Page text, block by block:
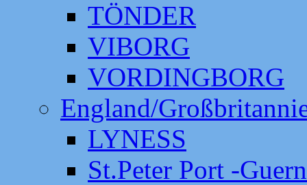
TÖNDER
VIBORG
VORDINGBORG
England/
LYNESS
St.Peter Port -